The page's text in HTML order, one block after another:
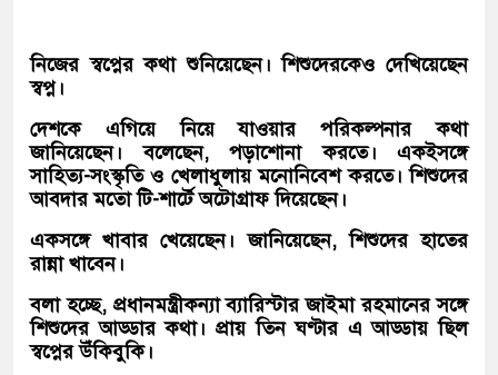
নিজের স্বপ্নের কথা শুনিয়েছেন। শিশুদেরকেও দেখিয়েছেন
স্বপ্ন।
দেশকে এগিয়ে নিয়ে যাওয়ার পরিকল্পনার কথা
জানিয়েছেন। বলেছেন, পড়াশোনা করতে। একইসঙ্গে
সাহিত্য-সংস্কৃতি ও খেলাধুলায় মনোনিবেশ করতে। শিশুদের
আবদার মতো টি-শার্টে অটোগ্রাফ দিয়েছেন।
একসঙ্গে খাবার খেয়েছেন। জানিয়েছেন, শিশুদের হাতের
রান্না খাবেন।
বলা হচ্ছে, প্রধানমন্ত্রীকন্যা ব্যারিস্টার জাইমা রহমানের সঙ্গে
শিশুদের আড্ডার কথা। প্রায় তিন ঘণ্টার এ আড্ডায় ছিল
স্বপ্নের উঁকিবুকি।